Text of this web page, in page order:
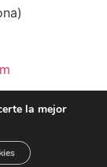
Reserved
la mejor